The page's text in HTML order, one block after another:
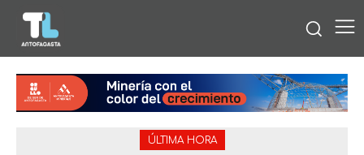
ÚLTIMA HORA